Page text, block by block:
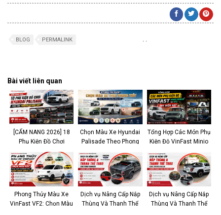
BLOG .
PERMALINK .
Bài viết liên quan
[CẨM NANG 2026] 18
Phụ Kiện Đồ Chơi
Hyundai Palisade Nâng
Tầm “Chuyên Cơ Mặt
Đất”
Chọn Màu Xe Hyundai
Palisade Theo Phong
Vạn Dặm Bình An
Tổng Hợp Các Món Phụ
Kiện Độ VinFast Minio
Nay
Phong Thủy Màu Xe
VinFast VF2: Chọn Màu
Dịch vụ Nâng Cấp Nắp
Thùng Và Thanh Thể
Dịch vụ Nâng Cấp Nắp
Thùng Và Thanh Thể